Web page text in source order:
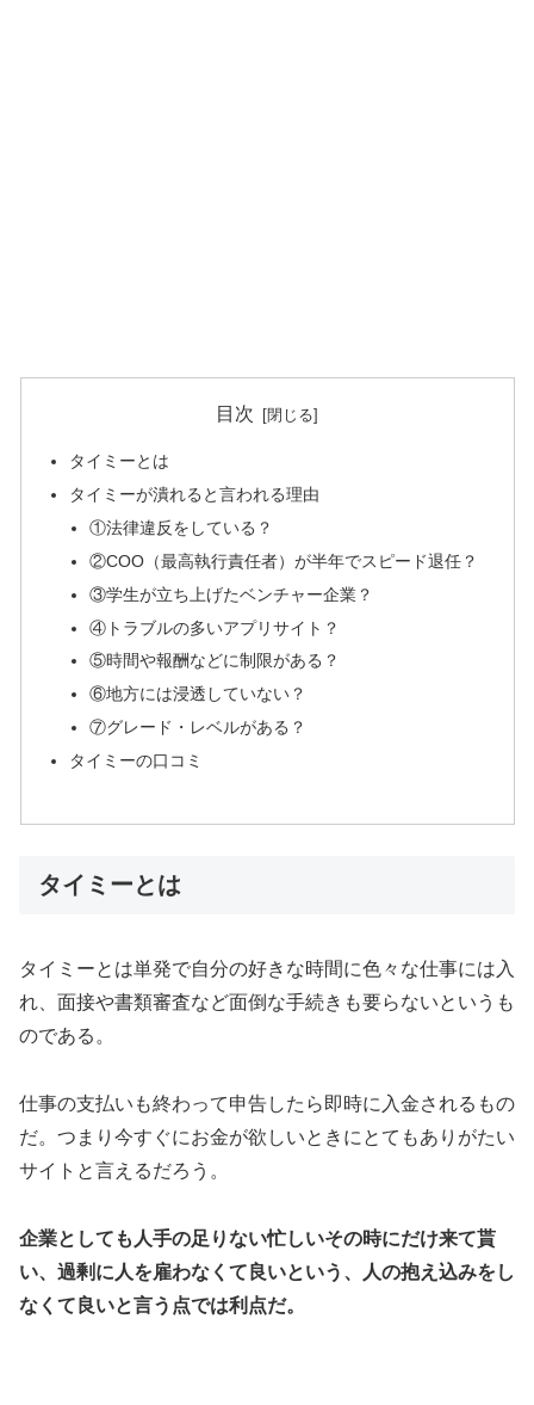
目次
タイミーとは
タイミーが潰れると言われる理由
①法律違反をしている？
②COO（最高執行責任者）が半年でスピード退任？
③学生が立ち上げたベンチャー企業？
④トラブルの多いアプリサイト？
⑤時間や報酬などに制限がある？
⑥地方には浸透していない？
⑦グレード・レベルがある？
タイミーの口コミ
タイミーとは
タイミーとは単発で自分の好きな時間に色々な仕事には入
れ、面接や書類審査など面倒な手続きも要らないというも
のである。
仕事の支払いも終わって申告したら即時に入金されるもの
だ。つまり今すぐにお金が欲しいときにとてもありがたい
サイトと言えるだろう。
企業としても人手の足りない忙しいその時にだけ来て貰
い、過剰に人を雇わなくて良いという、人の抱え込みをし
なくて良いと言う点では利点だ。